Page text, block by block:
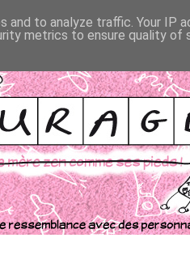
to analyze traffic. Your IP
metrics to ensure quality of